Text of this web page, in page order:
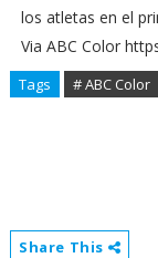
los atletas en el
Via ABC Color
Tags # ABC Color
Share This